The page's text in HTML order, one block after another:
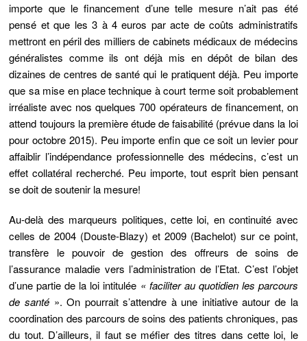
importe que le financement d’une telle mesure n’ait pas été
pensé et que les 3 à 4 euros par acte de coûts administratifs
mettront en péril des milliers de cabinets médicaux de médecins
généralistes comme ils ont déjà mis en dépôt de bilan des
dizaines de centres de santé qui le pratiquent déjà. Peu importe
que sa mise en place technique à court terme soit probablement
irréaliste avec nos quelques 700 opérateurs de financement, on
attend toujours la première étude de faisabilité (prévue dans la loi
pour octobre 2015). Peu importe enfin que ce soit un levier pour
affaiblir l’indépendance professionnelle des médecins, c’est un
effet collatéral recherché. Peu importe, tout esprit bien pensant
se doit de soutenir la mesure!
Au-delà des marqueurs politiques, cette loi, en continuité avec
celles de 2004 (Douste-Blazy) et 2009 (Bachelot) sur ce point,
transfère le pouvoir de gestion des offreurs de soins de
l’assurance maladie vers l’administration de l’Etat. C’est l’objet
d’une partie de la loi intitulée « faciliter au quotidien les parcours
de santé ». On pourrait s’attendre à une initiative autour de la
coordination des parcours de soins des patients chroniques, pas
du tout. D’ailleurs, il faut se méfier des titres dans cette loi, le